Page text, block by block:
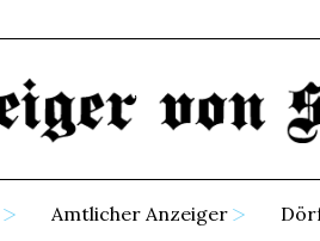
Amtlicher Anzeiger